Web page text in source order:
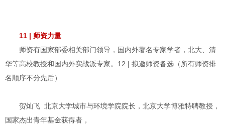
11 | 师资力量
师资有国家部委相关部门领导，国内外著名专家学者，北大、清
华等高校教授和国内外实战派专家。12 | 拟邀师资备选（所有师资排
名顺序不分先后）
贺灿飞 北京大学城市与环境学院院长，北京大学博雅特聘教授，
国家杰出青年基金获得者，